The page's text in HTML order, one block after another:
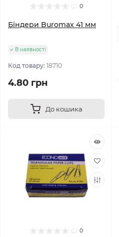
0
Біндери Buromax 41 мм
В наявності
Код товару: 18710
4.80 грн
До кошика
0